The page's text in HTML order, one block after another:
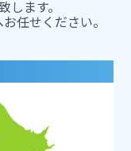
します。
任せください。